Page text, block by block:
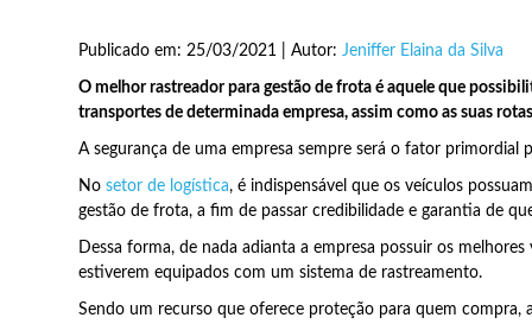
Publicado em: 25/03/2021 | Autor: Jeniffer Elaina da Silva
O melhor rastreador para gestão de frota é aquele que
transportes de determinada empresa, assim como as suas
A segurança de uma empresa sempre será o fator primordial
No setor de logística, é indispensável que os veículos
gestão de frota, a fim de passar credibilidade e garantia de
Dessa forma, de nada adianta a empresa possuir os melhores
estiverem equipados com um sistema de rastreamento.
Sendo um recurso que oferece proteção para quem compra,